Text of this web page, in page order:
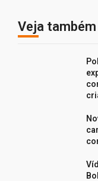
Veja também